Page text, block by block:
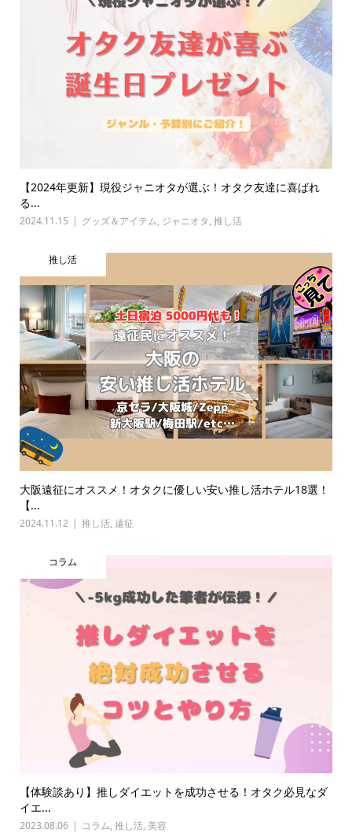
【2024年更新】現役ジャニオタが選ぶ！オタク友達に喜ばれ
る...
2024.11.15 グッズ＆アイテム, ジャニオタ, 推し活
推し活
大阪遠征にオススメ！オタクに優しい安い推し活ホテル18選！
【...
2024.11.12 推し活, 遠征
コラム
【体験談あり】推しダイエットを成功させる！オタク必見なダ
イエ...
2023.08.06 コラム, 推し活, 美容